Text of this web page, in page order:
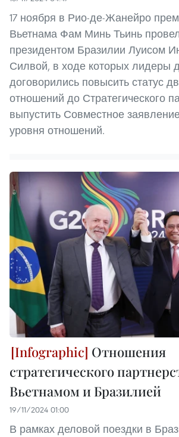
17 ноября в Рио-де-Жанейро
Вьетнама Фам Минь Тьинь
президентом Бразилии Луисом
Силвой, в ходе которых лидеры
договорились повысить статус
отношений до Стратегического
выпустить Совместное
уровня отношений.
Отношения
стратегического
Вьетнамом и Бразилией
19/11/2024 01:00
В рамках деловой поездки в